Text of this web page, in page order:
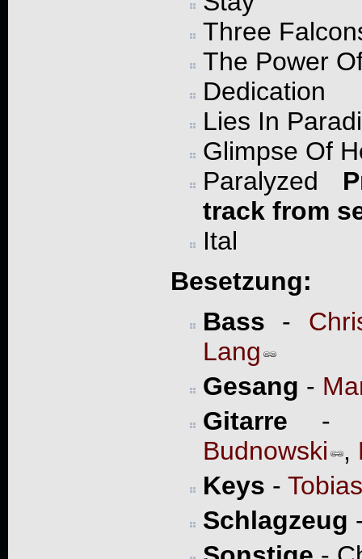
Three
The Power
Dedication
Lies In
Glimpse Of
Paralyzed
track from
Ital
Besetzung:
Bass -
Lang
Gesang -
Gitarre
Budnowski ,
Keys -
Schlagzeug